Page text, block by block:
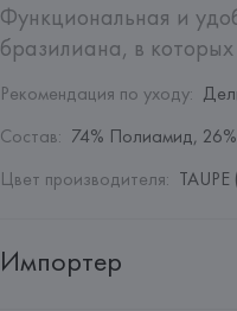
Функциональная и
бразилиана, в
Рекомендация по уходу:
Состав: 74% Полиамид,
Цвет производителя: TAUPE
Импортер